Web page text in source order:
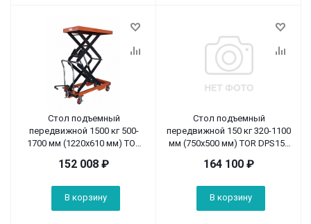
Стол подъемный
передвижной 1500 кг 500-
1700 мм (1220x610 мм) TOR
152 008 ₽
В корзину
Стол подъемный
передвижной 150 кг 320-1100
мм (750х500 мм) TOR DPS150
164 100 ₽
В корзину